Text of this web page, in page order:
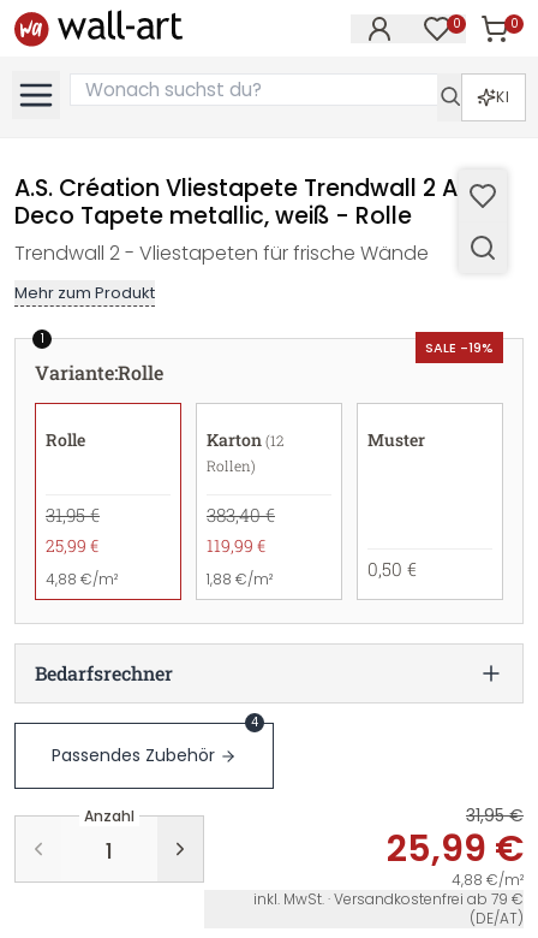
0 0
KI
A.S. Création Vliestapete Trendwall 2 Art
Deco Tapete metallic, weiß - Rolle
Trendwall 2 - Vliestapeten für frische Wände
Mehr zum Produkt
SALE -19%
1
Variante:Rolle
Rolle
31,95 €
25,99 €
4,88 €/m²
Karton (12
Rollen)
383,40 €
119,99 €
1,88 €/m²
Muster
0,50 €
Bedarfsrechner
Passendes Zubehör
4
Anzahl 31,95 €
25,99 €
4,88 €/m²
inkl. MwSt. · Versandkostenfrei ab 79 €
(DE/AT)